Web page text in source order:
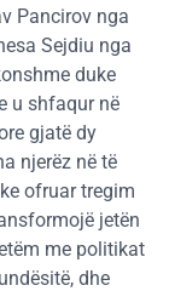
Pancirov nga
Sejdiu nga
duke
u shfaqur në
gjatë dy
njerëz në të
ofruar tregim
jetën
me politikat
dhe